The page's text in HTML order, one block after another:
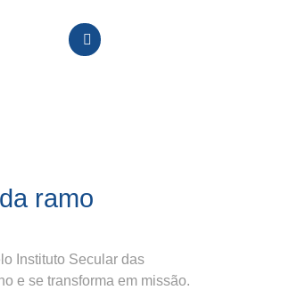
ramo
Instituto Secular das
e se transforma em missão.